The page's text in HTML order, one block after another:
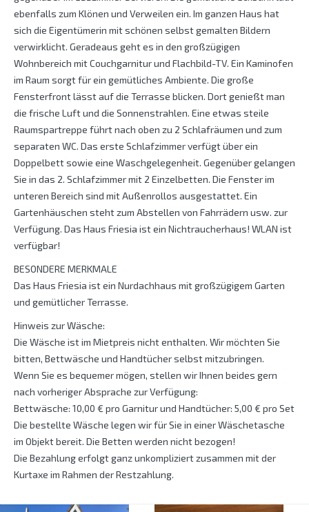
ebenfalls zum Klönen und Verweilen ein. Im ganzen Haus hat
sich die Eigentümerin mit schönen selbst gemalten Bildern
verwirklicht. Geradeaus geht es in den großzügigen
Wohnbereich mit Couchgarnitur und Flachbild-TV. Ein Kaminofen
im Raum sorgt für ein gemütliches Ambiente. Die große
Fensterfront lässt auf die Terrasse blicken. Dort genießt man
die frische Luft und die Sonnenstrahlen. Eine etwas steile
Raumspartreppe führt nach oben zu 2 Schlafräumen und zum
separaten WC. Das erste Schlafzimmer verfügt über ein
Doppelbett sowie eine Waschgelegenheit. Gegenüber gelangen
Sie in das 2. Schlafzimmer mit 2 Einzelbetten. Die Fenster im
unteren Bereich sind mit Außenrollos ausgestattet. Ein
Gartenhäuschen steht zum Abstellen von Fahrrädern usw. zur
Verfügung. Das Haus Friesia ist ein Nichtraucherhaus! WLAN ist
verfügbar!
BESONDERE MERKMALE
Das Haus Friesia ist ein Nurdachhaus mit großzügigem Garten
und gemütlicher Terrasse.
Hinweis zur Wäsche:
Die Wäsche ist im Mietpreis nicht enthalten. Wir möchten Sie
bitten, Bettwäsche und Handtücher selbst mitzubringen.
Wenn Sie es bequemer mögen, stellen wir Ihnen beides gern
nach vorheriger Absprache zur Verfügung:
Bettwäsche: 10,00 € pro Garnitur und Handtücher: 5,00 € pro Set
Die bestellte Wäsche legen wir für Sie in einer Wäschetasche
im Objekt bereit. Die Betten werden nicht bezogen!
Die Bezahlung erfolgt ganz unkompliziert zusammen mit der
Kurtaxe im Rahmen der Restzahlung.